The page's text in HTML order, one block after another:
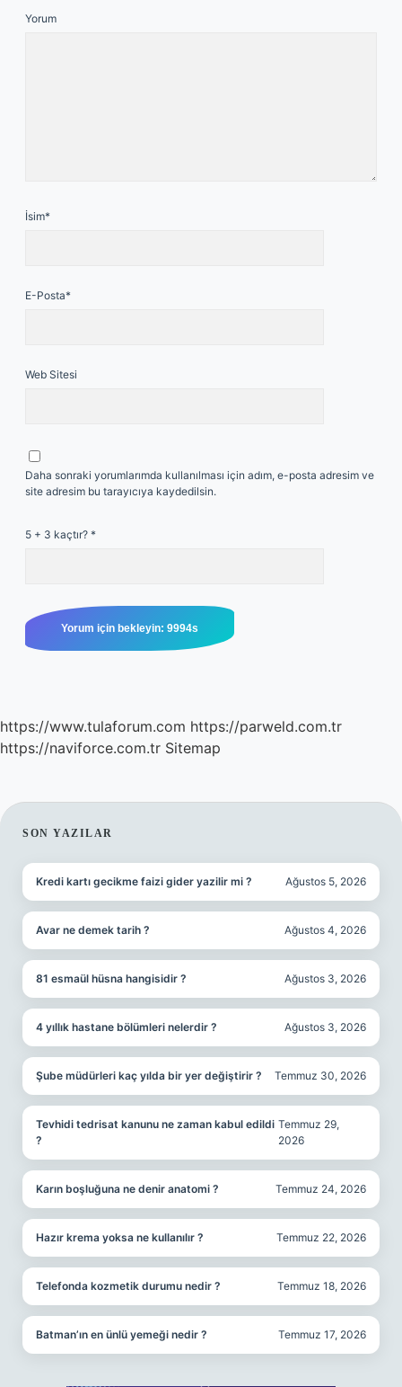
Yorum
İsim*
E-Posta*
Web Sitesi
Daha sonraki yorumlarımda kullanılması için adım, e-posta adresim ve
site adresim bu tarayıcıya kaydedilsin.
5 + 3 kaçtır? *
https://www.tulaforum.com https://parweld.com.tr
https://naviforce.com.tr Sitemap
SIDEBAR
SON YAZILAR
Kredi kartı gecikme faizi gider yazilir mi ? Ağustos 5, 2026
Avar ne demek tarih ? Ağustos 4, 2026
81 esmaül hüsna hangisidir ? Ağustos 3, 2026
4 yıllık hastane bölümleri nelerdir ? Ağustos 3, 2026
Şube müdürleri kaç yılda bir yer değiştirir ? Temmuz 30, 2026
Tevhidi tedrisat kanunu ne zaman kabul edildi
?
Temmuz 29,
2026
Karın boşluğuna ne denir anatomi ? Temmuz 24, 2026
Hazır krema yoksa ne kullanılır ? Temmuz 22, 2026
Telefonda kozmetik durumu nedir ? Temmuz 18, 2026
Batman’ın en ünlü yemeği nedir ? Temmuz 17, 2026